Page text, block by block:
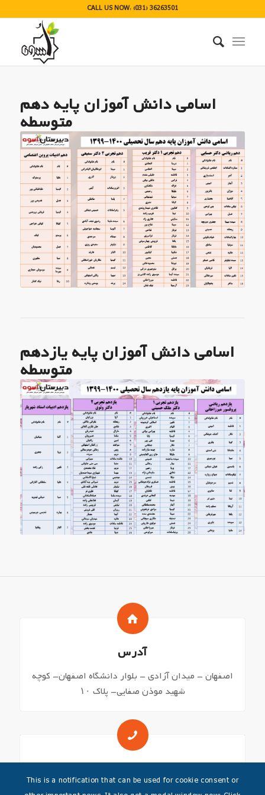
CALL US NOW: (031) 36263501
اسامی دانش آموزان پایه دهم
متوسطه
اسامی دانش آموزان پایه یازدهم
متوسطه
آدرس
اصفهان – میدان آزادی – بلوار دانشگاه اصفهان- کوچه
شهید موذن صفایی- پلاک ۱۰
This is a notification that can be used for cookie consent or